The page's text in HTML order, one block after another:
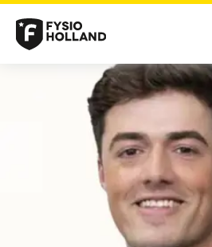
Onze zorg
Locaties
Nieuws en